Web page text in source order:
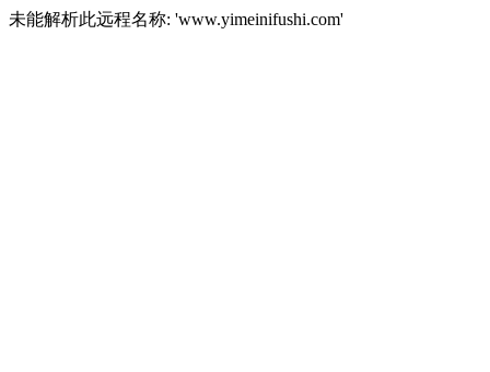
未能解析此远程名称: 'www.yimeinifushi.com'